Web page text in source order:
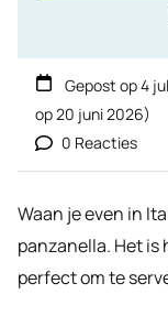
Gepost op4
op20 juni 2026)
0 Reacties
Waan je even in
panzanella. Het is
perfect om te